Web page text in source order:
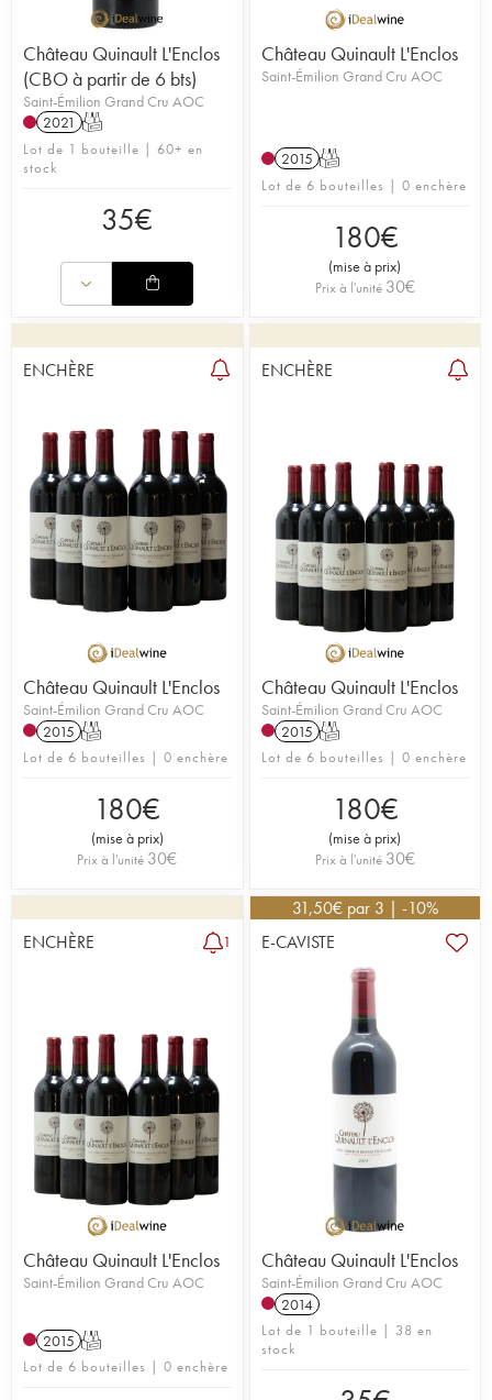
Château Quinault L'Enclos
(CBO à partir de 6 bts)
Saint-Émilion Grand Cru AOC
2021 T
Lot de 1 bouteille | 60+ en
stock
35€
Château Quinault L'Enclos
Saint-Émilion Grand Cru AOC
2015 T
Lot de 6 bouteilles | 0 enchère
180€
(mise à prix)
Prix à l'unité 30€
ENCHÈRE
Château Quinault L'Enclos
Saint-Émilion Grand Cru AOC
2015 T
Lot de 6 bouteilles | 0 enchère
180€
(mise à prix)
Prix à l'unité 30€
ENCHÈRE
Château Quinault L'Enclos
Saint-Émilion Grand Cru AOC
2015 T
Lot de 6 bouteilles | 0 enchère
180€
(mise à prix)
Prix à l'unité 30€
ENCHÈRE 1
Château Quinault L'Enclos
Saint-Émilion Grand Cru AOC
2015 T
Lot de 6 bouteilles | 0 enchère
31,50€ par 3 | -10%
E-CAVISTE
Château Quinault L'Enclos
Saint-Émilion Grand Cru AOC
2014
Lot de 1 bouteille | 38 en
stock